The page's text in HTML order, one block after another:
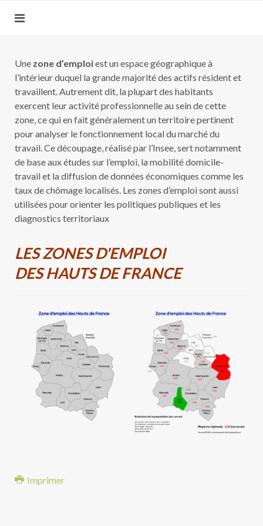
Une zone d’emploiest un espace géographique à
l’intérieur duquel la grande majorité des actifs résident et
travaillent. Autrement dit, la plupart des habitants
exercent leur activité professionnelle au sein de cette
zone, ce qui en fait généralement un territoire pertinent
pour analyser le fonctionnement local du marché du
travail. Ce découpage, réalisé par l’Insee, sert notamment
de base aux études sur l’emploi, la mobilité domicile-
travail et la diffusion de données économiques comme les
taux de chômage localisés. Les zones d’emploi sont aussi
utilisées pour orienter les politiques publiques et les
diagnostics territoriaux
LES ZONES D'EMPLOI
DES HAUTS DE FRANCE
Imprimer